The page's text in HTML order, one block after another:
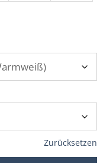
Zurücksetzen